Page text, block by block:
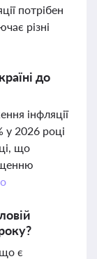
потрібен
різні
до
інфляції
у 2026 році
що
що є